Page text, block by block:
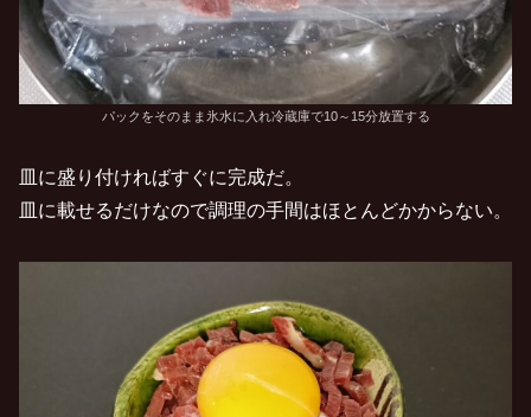
パックをそのまま氷水に入れ冷蔵庫で10～15分放置する
皿に盛り付ければすぐに完成だ。
皿に載せるだけなので調理の手間はほとんどかからない。